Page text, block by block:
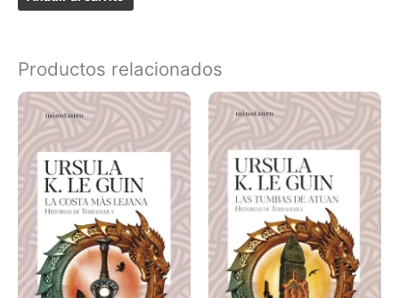
Productos relacionados